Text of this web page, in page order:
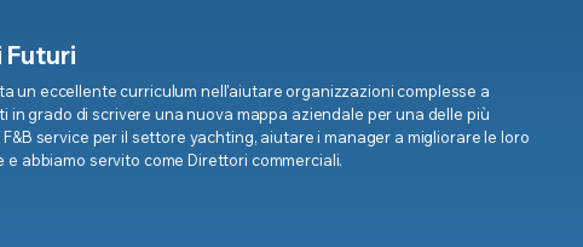
Futuri
un eccellente curriculum nell'aiutare organizzazioni complesse a
in grado di scrivere una nuova mappa aziendale per una delle più
service per il settore yachting, aiutare i manager a migliorare le loro
e abbiamo servito come Direttori commerciali.